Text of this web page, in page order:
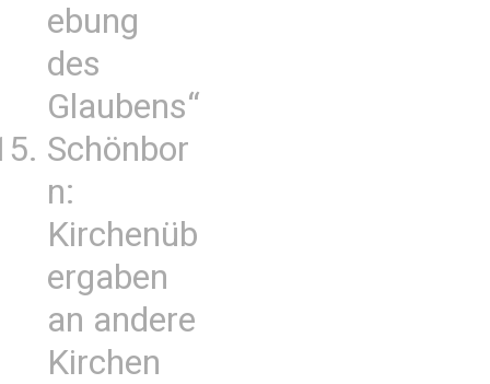
ebung
des
Glaubens“
Schönbor
n:
Kirchenüb
ergaben
an andere
Kirchen